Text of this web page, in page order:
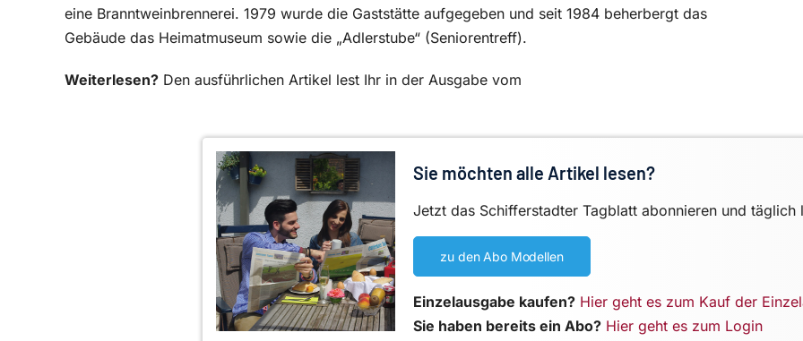
eine Branntweinbrennerei. 1979 wurde die Gaststätte aufgegeben und seit 1984 beherbergt das
Gebäude das Heimatmuseum sowie die „Adlerstube“ (Seniorentreff).
Weiterlesen? Den ausführlichen Artikel lest Ihr in der Ausgabe vom
Sie möchten alle Artikel lesen?
Jetzt das Schifferstadter Tagblatt abonnieren und täglich
zu den Abo Modellen
Einzelausgabe kaufen? Hier geht es zum Kauf der
Sie haben bereits ein Abo? Hier geht es zum Login